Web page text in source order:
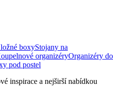
boxyStojany na
organizéryOrganizéry do
pod postel
inspirace a nejširší nabídkou